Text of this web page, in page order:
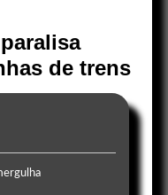
de trens